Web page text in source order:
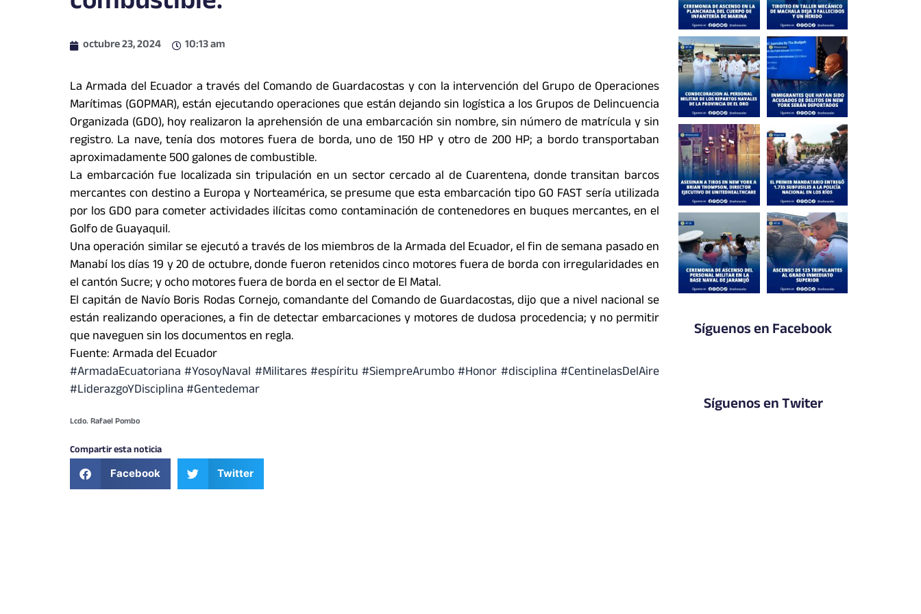
octubre 23, 2024 10:13 am
La Armada del Ecuador a través del Comando de Guardacostas y con la intervención del Grupo de Operaciones
Marítimas (GOPMAR), están ejecutando operaciones que están dejando sin logística a los Grupos de Delincuencia
Organizada (GDO), hoy realizaron la aprehensión de una embarcación sin nombre, sin número de matrícula y sin
registro. La nave, tenía dos motores fuera de borda, uno de 150 HP y otro de 200 HP; a bordo transportaban
aproximadamente 500 galones de combustible.
La embarcación fue localizada sin tripulación en un sector cercado al de Cuarentena, donde transitan barcos
mercantes con destino a Europa y Norteamérica, se presume que esta embarcación tipo GO FAST sería utilizada
por los GDO para cometer actividades ilícitas como contaminación de contenedores en buques mercantes, en el
Golfo de Guayaquil.
Una operación similar se ejecutó a través de los miembros de la Armada del Ecuador, el fin de semana pasado en
Manabí los días 19 y 20 de octubre, donde fueron retenidos cinco motores fuera de borda con irregularidades en
el cantón Sucre; y ocho motores fuera de borda en el sector de El Matal.
El capitán de Navío Boris Rodas Cornejo, comandante del Comando de Guardacostas, dijo que a nivel nacional se
están realizando operaciones, a fin de detectar embarcaciones y motores de dudosa procedencia; y no permitir
que naveguen sin los documentos en regla.
Fuente: Armada del Ecuador
#ArmadaEcuatoriana #YosoyNaval #Militares#espíritu #SiempreArumbo#Honor #disciplina #CentinelasDelAire
#LiderazgoYDisciplina#Gentedemar
Lcdo. Rafael Pombo
Compartir esta noticia
Facebook Twitter
Síguenos en Facebook
Síguenos en Twiter